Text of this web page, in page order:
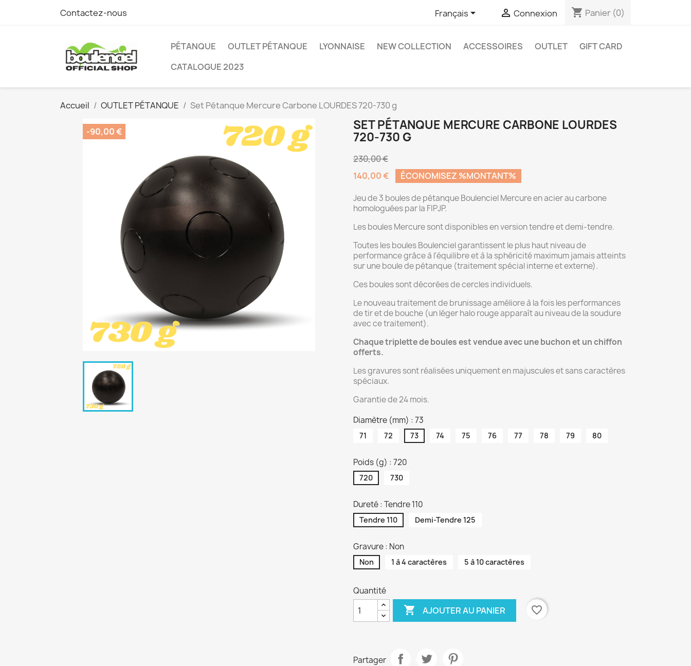
Contactez-nous Français  Connexion shopping_cart Panier (0)
PÉTANQUE OUTLET PÉTANQUE LYONNAISE NEW COLLECTION ACCESSOIRES OUTLET
GIFT CARD
CATALOGUE 2023
Accueil OUTLET PÉTANQUE Set Pétanque Mercure Carbone LOURDES 720-730 g
-90,00 €
SET PÉTANQUE MERCURE CARBONE LOURDES
720-730 G
230,00 €
140,00 €
ÉCONOMISEZ %MONTANT%
Jeu de 3 boules de pétanque Boulenciel Mercure en acier au carbone
homologuées par la FIPJP.
Les boules Mercure sont disponibles en version tendre et demi-tendre.
Toutes les boules Boulenciel garantissent le plus haut niveau de
performance grâce à l'équilibre et à la sphéricité maximum jamais atteints
sur une boule de pétanque (traitement spécial interne et externe).
Ces boules sont décorées de cercles individuels.
Le nouveau traitement de brunissage améliore à la fois les performances
de tir et de bouche (un léger halo rouge apparaît au niveau de la soudure
avec ce traitement).
Chaque triplette de boules est vendue avec une buchon et un chiffon
offerts.
Les gravures sont réalisées uniquement en majuscules et sans caractères
spéciaux.
Garantie de 24 mois.
Diamètre (mm) : 73
71 72 73 74 75 76 77 78 79 80
Poids (g) : 720
720 730
Dureté : Tendre 110
Tendre 110 Demi-Tendre 125
Gravure : Non
Non 1 à 4 caractères 5 à 10 caractères
Quantité
 AJOUTER AU PANIER favorite_border
Partager